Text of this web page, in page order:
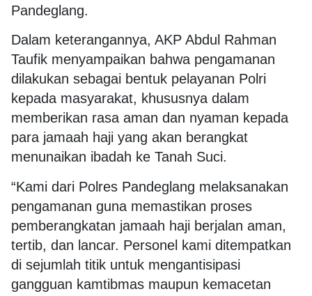
Pandeglang.
Dalam keterangannya, AKP Abdul Rahman
Taufik menyampaikan bahwa pengamanan
dilakukan sebagai bentuk pelayanan Polri
kepada masyarakat, khususnya dalam
memberikan rasa aman dan nyaman kepada
para jamaah haji yang akan berangkat
menunaikan ibadah ke Tanah Suci.
“Kami dari Polres Pandeglang melaksanakan
pengamanan guna memastikan proses
pemberangkatan jamaah haji berjalan aman,
tertib, dan lancar. Personel kami ditempatkan
di sejumlah titik untuk mengantisipasi
gangguan kamtibmas maupun kemacetan